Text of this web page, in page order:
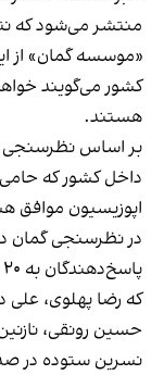
منتشر می‌شود که
کشور می‌گویند
هستند.
داخل کشور که
اپوزیسیون موافق
در نظرسنجی گمان
که رضا پهلوی، علی
حسین رونقی،
نسرین ستوده در